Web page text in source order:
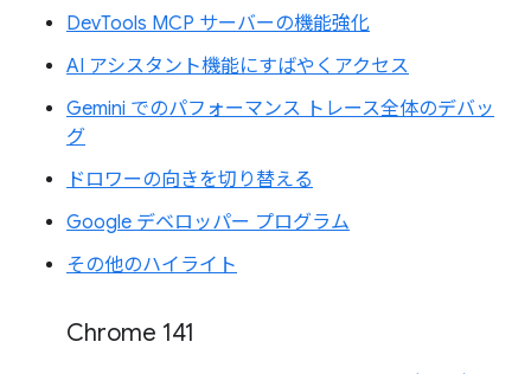
DevTools MCP サーバーの機能強化
AI アシスタント機能にすばやくアクセス
Gemini でのパフォーマンス トレース全体のデバッ
グ
ドロワーの向きを切り替える
Google デベロッパー プログラム
その他のハイライト
Chrome 141